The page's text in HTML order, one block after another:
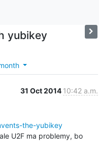
yubikey
31 Oct 2014 10:42 a.m.
the-yubikey
U2F ma problemy, bo